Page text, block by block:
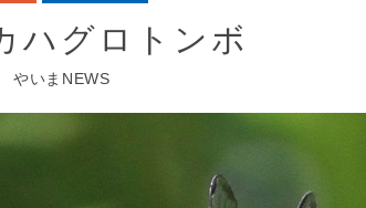
ハグロトンボ
やいまNEWS